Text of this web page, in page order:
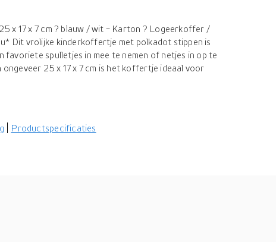
x 17 x 7 cm ? blauw / wit - Karton ? Logeerkoffer /
Dit vrolijke kinderkoffertje met polkadot stippen is
favoriete spulletjes in mee te nemen of netjes in op te
25 x 17 x 7 cm is het koffertje ideaal voor
Productspecificaties